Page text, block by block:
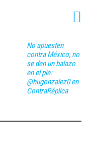
No apuesten
contra México, no
se den un balazo
en el pie:
@hugonzalez0 en
ContraRéplica